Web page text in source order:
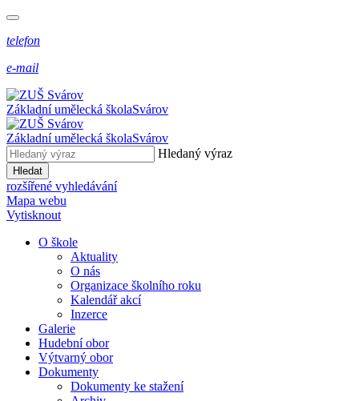
telefon
e-mail
Základní umělecká školaSvárov
Základní umělecká školaSvárov
Hledaný výraz
Hledat
rozšířené vyhledávání
Mapa webu
Vytisknout
O škole
Aktuality
O nás
Organizace školního roku
Kalendář akcí
Inzerce
Galerie
Hudební obor
Výtvarný obor
Dokumenty
Dokumenty ke stažení